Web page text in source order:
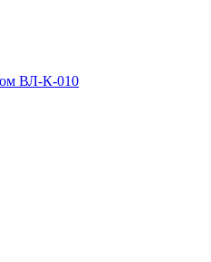
ВЛ-К-010